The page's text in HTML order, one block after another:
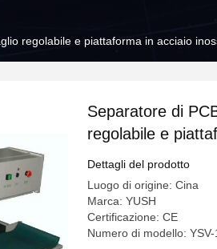
regolabile e piattaforma in acciaio
Separatore di
regolabile e
la depaneling dei
Dettagli del prodotto
Luogo di origine: Cina
Marca: YUSH
Certificazione: CE
Numero di modello: YSV-